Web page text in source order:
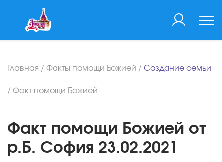
Главная / Факты помощи Божией / Создание семьи
/ Факт помощи Божией
Факт помощи Божией от
р.Б. София 23.02.2021